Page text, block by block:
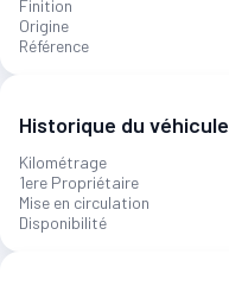
Finition
Origine
Référence
Historique du véhicule
Kilométrage
1ere Propriétaire
Mise en circulation
Disponibilité